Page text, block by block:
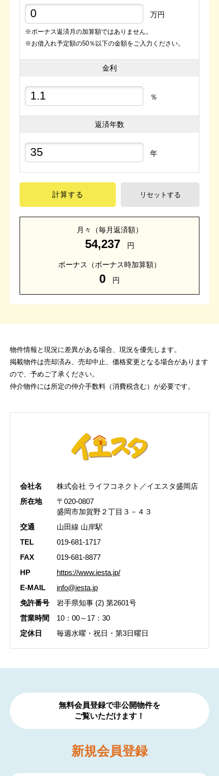
万円
※ボーナス返済月の加算額ではありません。
※お借入れ予定額の50％以下の金額をご入力ください。
金利
％
返済年数
年
計算する リセットする
月々 （毎月返済額）
54,237 円
ボーナス （ボーナス時加算額）
0 円
物件情報と現況に差異がある場合、現況を優先します。
掲載物件は売却済み、売却中止、価格変更となる場合があります
ので、予めご了承ください。
仲介物件には所定の仲介手数料（消費税含む）が必要です。
会社名
株式会社 ライフコネクト／イエスタ盛岡店
所在地
〒020-0807
盛岡市加賀野２丁目３－４３
交通
山田線 山岸駅
TEL
019-681-1717
FAX
019-681-8877
HP
https://www.iesta.jp/
E-MAIL
info@iesta.jp
免許番号
岩手県知事 (2) 第2601号
営業時間
10：00～17：30
定休日
毎週水曜・祝日・第3日曜日
無料会員登録で非公開物件を
ご覧いただけます！
新規会員登録